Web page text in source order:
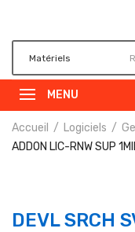
MENU
Accueil Logiciels
ADDON LIC-RNW SUP
DEVL SRCH